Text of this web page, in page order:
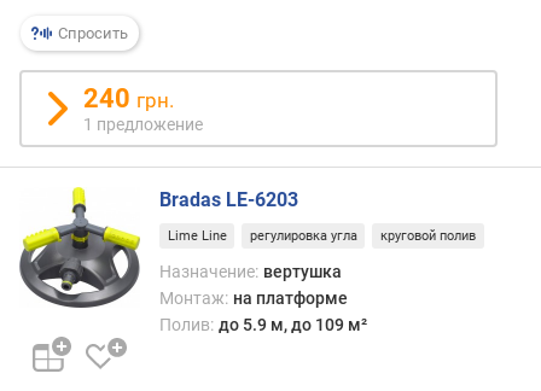
ь
п
л
в
м
²
)
р
е
Спросить
240 грн.
1 предложение
Bradas LE-6203
Lime Line регулировка угла круговой полив
Назначение: вертушка
Монтаж: на платформе
Полив: до 5.9 м, до 109 м²